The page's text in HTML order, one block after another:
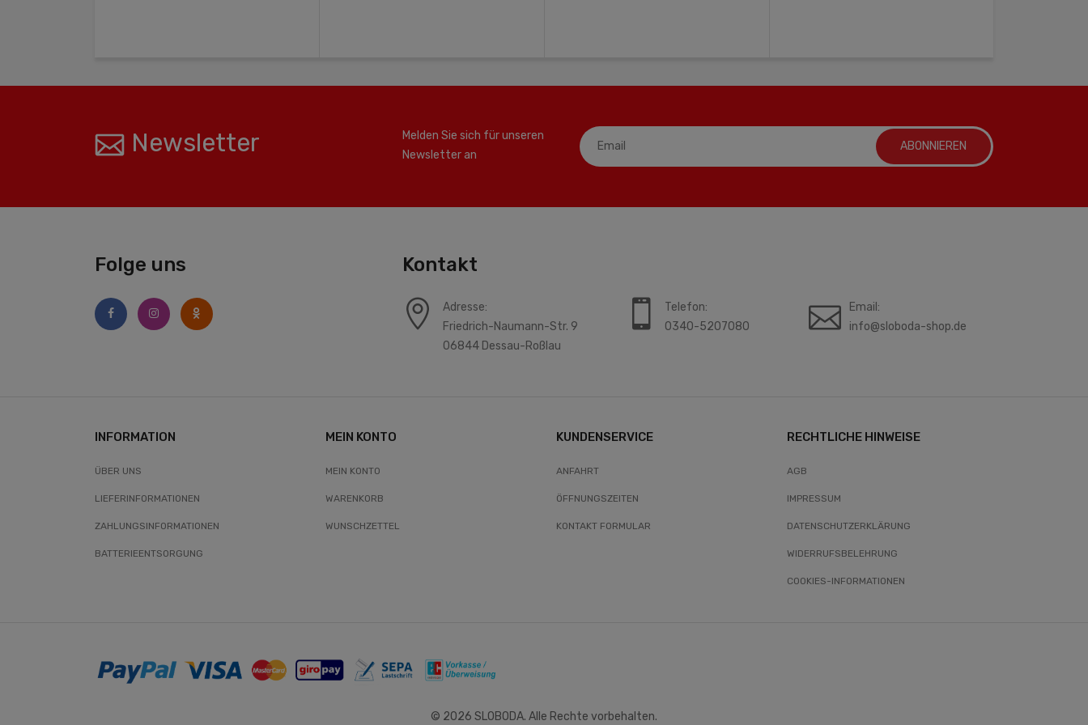
Newsletter
Melden Sie sich für unseren
Newsletter an
ABONNIEREN
Folge uns Kontakt
Adresse:
Friedrich-Naumann-Str. 9
06844 Dessau-Roßlau
Telefon:
0340-5207080
Email:
info@sloboda-shop.de
INFORMATION
ÜBER UNS
LIEFERINFORMATIONEN
ZAHLUNGSINFORMATIONEN
BATTERIEENTSORGUNG
MEIN KONTO
MEIN KONTO
WARENKORB
WUNSCHZETTEL
KUNDENSERVICE
ANFAHRT
ÖFFNUNGSZEITEN
KONTAKT FORMULAR
RECHTLICHE HINWEISE
AGB
IMPRESSUM
DATENSCHUTZERKLÄRUNG
WIDERRUFSBELEHRUNG
COOKIES-INFORMATIONEN
© 2026 SLOBODA. Alle Rechte vorbehalten.